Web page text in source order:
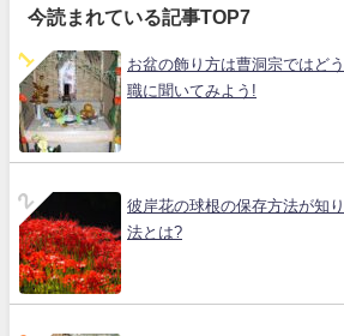
今読まれている記事TOP7
お盆の飾り方は曹洞宗ではど
職に聞いてみよう!
彼岸花の球根の保存方法が知
法とは?